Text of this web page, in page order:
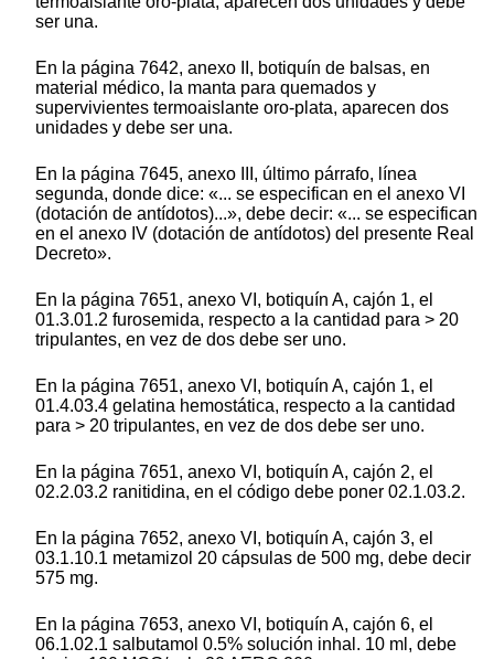
ser una.
En la página 7642, anexo II, botiquín de balsas, en
material médico, la manta para quemados y
supervivientes termoaislante oro-plata, aparecen dos
unidades y debe ser una.
En la página 7645, anexo III, último párrafo, línea
segunda, donde dice: «... se especifican en el anexo VI
(dotación de antídotos)...», debe decir: «... se especifican
en el anexo IV (dotación de antídotos) del presente Real
Decreto».
En la página 7651, anexo VI, botiquín A, cajón 1, el
01.3.01.2 furosemida, respecto a la cantidad para > 20
tripulantes, en vez de dos debe ser uno.
En la página 7651, anexo VI, botiquín A, cajón 1, el
01.4.03.4 gelatina hemostática, respecto a la cantidad
para > 20 tripulantes, en vez de dos debe ser uno.
En la página 7651, anexo VI, botiquín A, cajón 2, el
02.2.03.2 ranitidina, en el código debe poner 02.1.03.2.
En la página 7652, anexo VI, botiquín A, cajón 3, el
03.1.10.1 metamizol 20 cápsulas de 500 mg, debe decir
575 mg.
En la página 7653, anexo VI, botiquín A, cajón 6, el
06.1.02.1 salbutamol 0.5% solución inhal. 10 ml, debe